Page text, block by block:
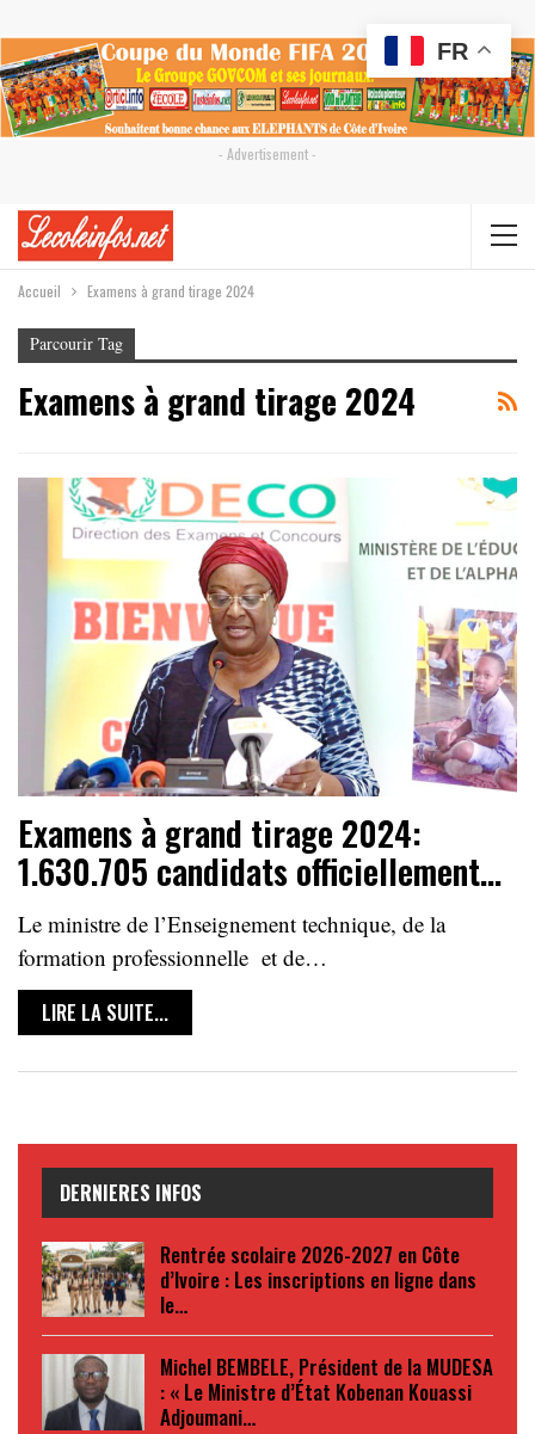
- Advertisement -
Accueil Examens à grand tirage 2024
Parcourir Tag
Examens à grand tirage 2024
Examens à grand tirage 2024:
1.630.705 candidats officiellement…
Le ministre de l’Enseignement technique, de la
formation professionnelle et de…
LIRE LA SUITE...
DERNIERES INFOS
Rentrée scolaire 2026-2027 en Côte
d’Ivoire : Les inscriptions en ligne dans
le…
Michel BEMBELE, Président de la MUDESA
: « Le Ministre d’État Kobenan Kouassi
Adjoumani…
FR